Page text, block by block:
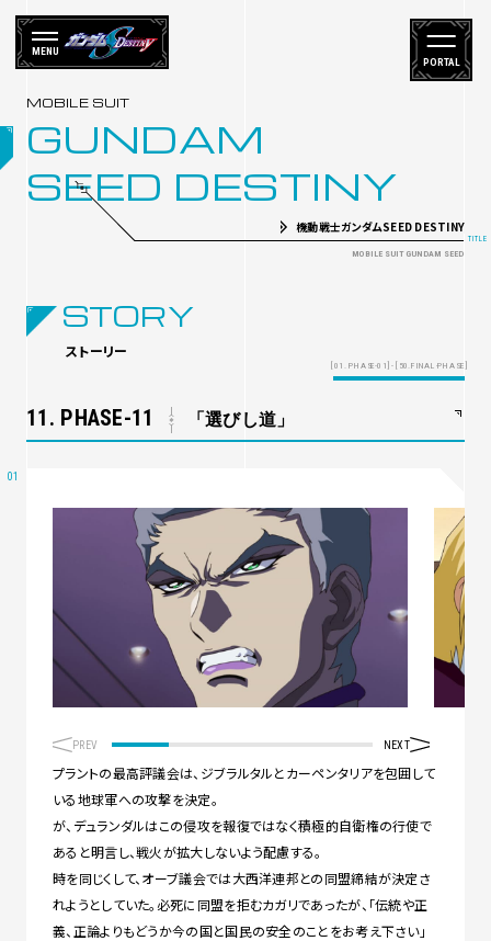
PORTAL
MENU
GUNDAM
SEED DESTINY
機動戦士ガンダムSEED DESTINY
STORY
ストーリー
[01. PHASE-01] - [50.FINAL-PHASE]
11. PHASE-11 「選びし道」
PREV NEXT
プラントの最高評議会は、ジブラルタルとカーペンタリアを包囲して
いる地球軍への攻撃を決定。
が、デュランダルはこの侵攻を報復ではなく積極的自衛権の行使で
あると明言し、戦火が拡大しないよう配慮する。
時を同じくして、オーブ議会では大西洋連邦との同盟締結が決定さ
れようとしていた。必死に同盟を拒むカガリであったが、「伝統や正
義、正論よりもどうか今の国と国民の安全のことをお考え下さい」